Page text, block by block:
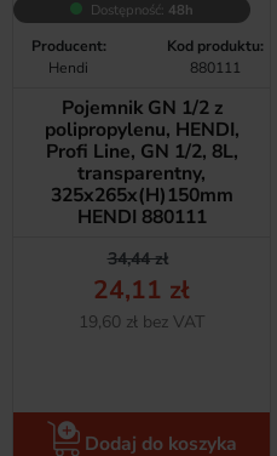
Dostępność: 48h
Producent:
Hendi
Kod produktu:
880111
Pojemnik GN 1/2 z
polipropylenu, HENDI,
Profi Line, GN 1/2, 8L,
transparentny,
325x265x(H)150mm
HENDI 880111
Cena
34,44 zł
Cena
24,11 zł
Netto
19,60 zł bez VAT
Dodaj do koszyka